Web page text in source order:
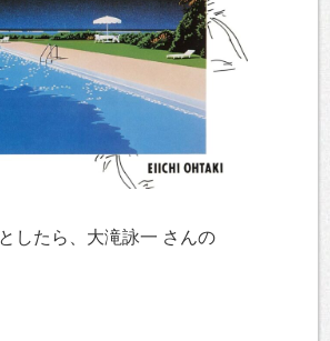
したら、大滝詠一 さんの